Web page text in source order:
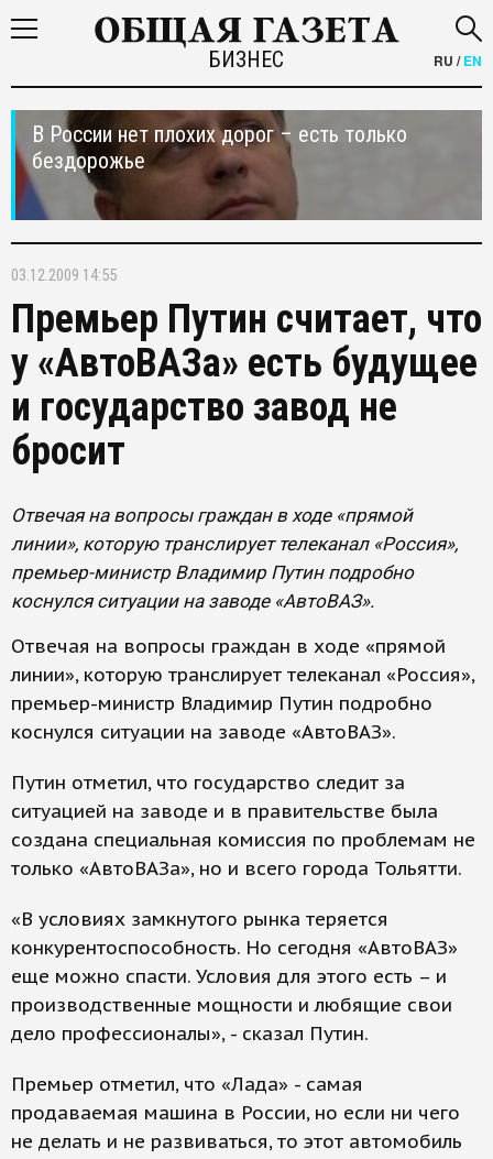
БИЗНЕС RU /EN
В России нет плохих дорог – есть только
бездорожье
03.12.2009 14:55
Премьер Путин считает, что
у «АвтоВАЗа» есть будущее
и государство завод не
бросит
Отвечая на вопросы граждан в ходе «прямой
линии», которую транслирует телеканал «Россия»,
премьер-министр Владимир Путин подробно
коснулся ситуации на заводе «АвтоВАЗ».
Отвечая на вопросы граждан в ходе «прямой
линии», которую транслирует телеканал «Россия»,
премьер-министр Владимир Путин подробно
коснулся ситуации на заводе «АвтоВАЗ».
Путин отметил, что государство следит за
ситуацией на заводе и в правительстве была
создана специальная комиссия по проблемам не
только «АвтоВАЗа», но и всего города Тольятти.
«В условиях замкнутого рынка теряется
конкурентоспособность. Но сегодня «АвтоВАЗ»
еще можно спасти. Условия для этого есть – и
производственные мощности и любящие свои
дело профессионалы», - сказал Путин.
Премьер отметил, что «Лада» - самая
продаваемая машина в России, но если ни чего
не делать и не развиваться, то этот автомобиль